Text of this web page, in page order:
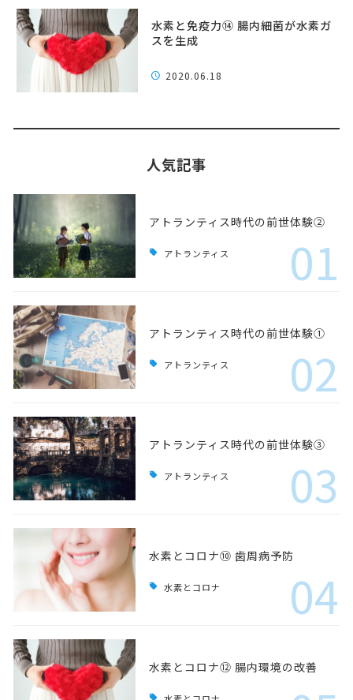
水素と免疫力⑭ 腸内細菌が水素ガ
スを生成
2020.06.18
人気記事
アトランティス時代の前世体験②
アトランティス 01
アトランティス時代の前世体験①
アトランティス 02
アトランティス時代の前世体験③
アトランティス 03
水素とコロナ⑩ 歯周病予防
水素とコロナ 04
水素とコロナ⑫ 腸内環境の改善